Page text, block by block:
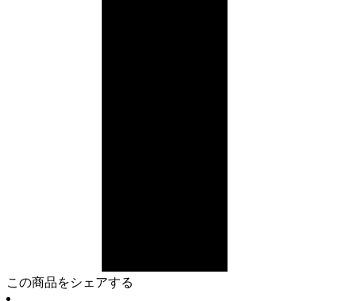
この商品をシェアする